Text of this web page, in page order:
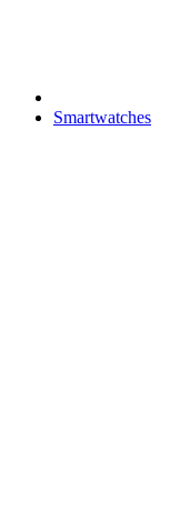
Smartwatches